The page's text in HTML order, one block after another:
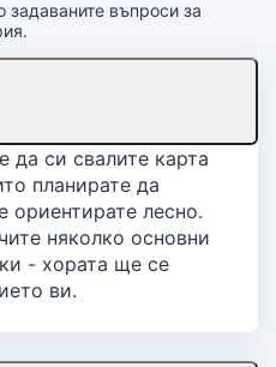
задаваните въпроси за
да си свалите карта
планирате да
ориентирате лесно.
няколко основни
- хората ще се
ви.